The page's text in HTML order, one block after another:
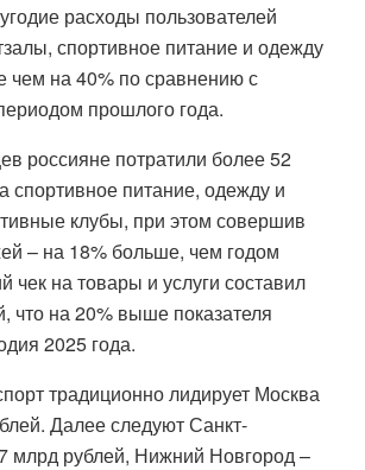
расходы пользователей
спортивное питание и одежду
чем на 40% по сравнению с
прошлого года.
россияне потратили более 52
спортивное питание, одежду и
клубы, при этом совершив
– на 18% больше, чем годом
чек на товары и услуги составил
что на 20% выше показателя
2025 года.
традиционно лидирует Москва
Далее следуют Санкт-
млрд рублей, Нижний Новгород –